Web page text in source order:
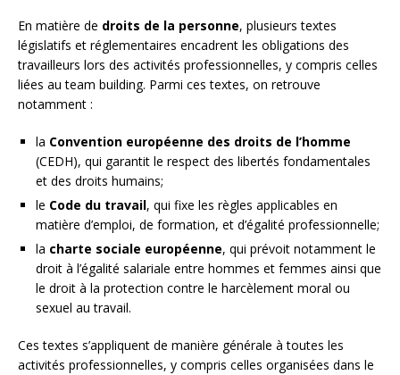
En matière de droits de la personne, plusieurs textes
législatifs et réglementaires encadrent les obligations des
travailleurs lors des activités professionnelles, y compris celles
liées au team building. Parmi ces textes, on retrouve
notamment :
la Convention européenne des droits de l’homme
(CEDH), qui garantit le respect des libertés fondamentales
et des droits humains;
le Code du travail, qui fixe les règles applicables en
matière d’emploi, de formation, et d’égalité professionnelle;
la charte sociale européenne, qui prévoit notamment le
droit à l’égalité salariale entre hommes et femmes ainsi que
le droit à la protection contre le harcèlement moral ou
sexuel au travail.
Ces textes s’appliquent de manière générale à toutes les
activités professionnelles, y compris celles organisées dans le